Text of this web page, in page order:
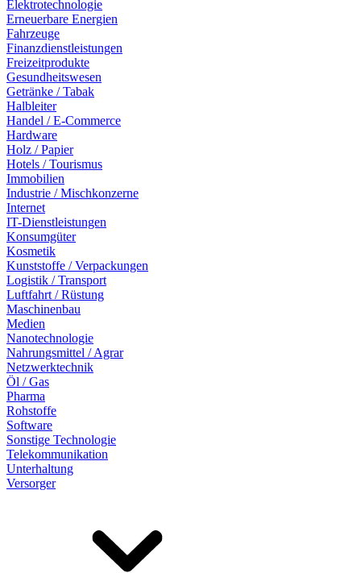
Elektrotechnologie
Erneuerbare Energien
Fahrzeuge
Finanzdienstleistungen
Freizeitprodukte
Gesundheitswesen
Getränke / Tabak
Halbleiter
Handel / E-Commerce
Hardware
Holz / Papier
Hotels / Tourismus
Immobilien
Industrie / Mischkonzerne
Internet
IT-Dienstleistungen
Konsumgüter
Kosmetik
Kunststoffe / Verpackungen
Logistik / Transport
Luftfahrt / Rüstung
Maschinenbau
Medien
Nanotechnologie
Nahrungsmittel / Agrar
Netzwerktechnik
Öl / Gas
Pharma
Rohstoffe
Software
Sonstige Technologie
Telekommunikation
Unterhaltung
Versorger